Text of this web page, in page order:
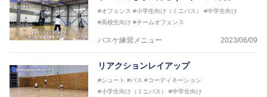
#オフェンス #小学生向け（ミニバス）
#中学生向け
#高校生向け #チームオフェンス
バスケ練習メニュー 2023/06/09
リアクションレイアップ
#シュート #パス #コーディネーション
#小学生向け（ミニバス）
#中学生向け